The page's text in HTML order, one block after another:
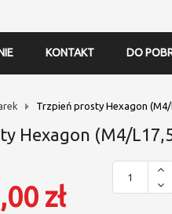
KONTAKT DO
Trzpień prosty Hexagon (M4/
Hexagon (M4/
zł